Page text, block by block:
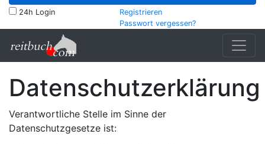
24h Login
Registrieren
Passwort vergessen?
Datenschutzerklärung
Verantwortliche Stelle im Sinne der
Datenschutzgesetze ist: